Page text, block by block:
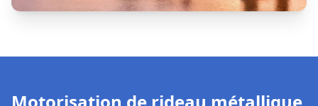
motorisé. Lorsqu'il tombe en panne, votre rideau peutse
•Moteur 230 V ou 400 V qui chauffe ou ne répond plus